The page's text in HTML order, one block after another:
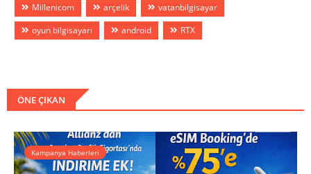
Millenicom
arçelik
vatanbilgisayar
oyun bilgisayarı
android RTX
ÖNE ÇIKAN
Kampanya Haberleri